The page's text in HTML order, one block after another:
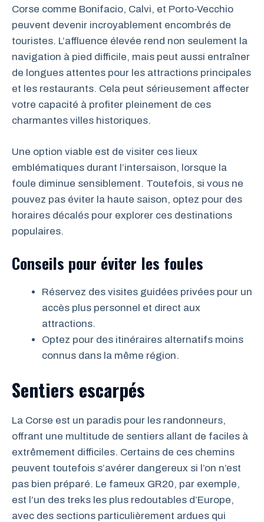
Corse comme Bonifacio, Calvi, et Porto-Vecchio
peuvent devenir incroyablement encombrés de
touristes. L’affluence élevée rend non seulement la
navigation à pied difficile, mais peut aussi entraîner
de longues attentes pour les attractions principales
et les restaurants. Cela peut sérieusement affecter
votre capacité à profiter pleinement de ces
charmantes villes historiques.
Une option viable est de visiter ces lieux
emblématiques durant l’intersaison, lorsque la
foule diminue sensiblement. Toutefois, si vous ne
pouvez pas éviter la haute saison, optez pour des
horaires décalés pour explorer ces destinations
populaires.
Conseils pour éviter les foules
Réservez des visites guidées privées pour un
accès plus personnel et direct aux
attractions.
Optez pour des itinéraires alternatifs moins
connus dans la même région.
Sentiers escarpés
La Corse est un paradis pour les randonneurs,
offrant une multitude de sentiers allant de faciles à
extrêmement difficiles. Certains de ces chemins
peuvent toutefois s’avérer dangereux si l’on n’est
pas bien préparé. Le fameux GR20, par exemple,
est l’un des treks les plus redoutables d’Europe,
avec des sections particulièrement ardues qui